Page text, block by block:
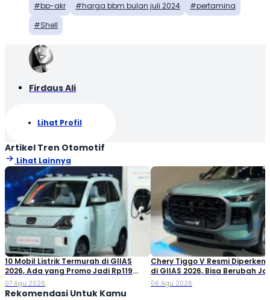
bp-akr harga bbm bulan juli 2024
pertamina
Shell
Firdaus Ali
Lihat Profil
Artikel Tren Otomotif
Lihat Lainnya
10 Mobil Listrik Termurah di GIIAS
2026, Ada yang Promo Jadi Rp119
Jutaan!
07 Agu 2026
Chery Tiggo V Resmi
di GIIAS 2026, Bisa Berubah
Double Cabin
06 Agu 2026
Rekomendasi Untuk Kamu